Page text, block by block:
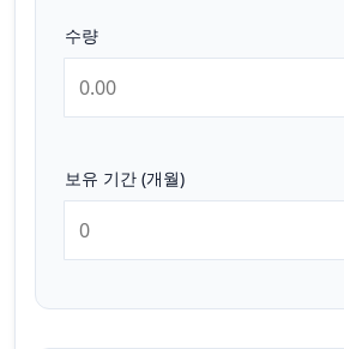
수량
보유 기간 (개월)